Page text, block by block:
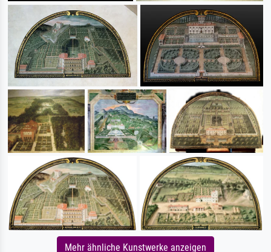
Mehr ähnliche Kunstwerke anzeigen